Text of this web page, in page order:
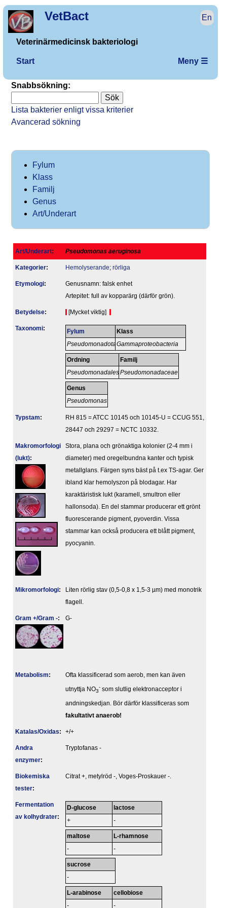
VetBact En
Veterinärmedicinsk bakteriologi
Start Meny ☰
Snabbsökning:
Lista bakterier enligt vissa kriterier
Avancerad sökning
Fylum
Klass
Familj
Genus
Art/Underart
Art/Underart: Pseudomonas aeruginosa
Kategorier: Hemolyserande; rörliga
Etymologi:
Genusnamn: falsk enhet
Artepitet: full av kopparärg (därför grön).
Betydelse: [Mycket viktig]
Taxonomi: Fylum
Pseudomonadota
Klass
Gammaproteobacteria
Ordning
Pseudomonadales
Familj
Pseudomonadaceae
Genus
Pseudomonas
Typstam:
RH 815 = ATCC 10145 och 10145-U = CCUG 551,
28447 och 29297 = NCTC 10332.
Makromorfologi
(lukt):
Stora, plana och grönaktiga kolonier (2-4 mm i
diameter) med oregelbundna kanter och typisk
metallglans. Färgen syns bäst på t.ex TS-agar. Ger
ibland klar hemolyszon på blodagar. Har
karaktäristisk lukt (karamell, smultron eller
hallonsoda). En del stammar producerar ett grönt
fluorescerande pigment, pyoverdin. Vissa
stammar kan också producera ett blått pigment,
pyocyanin.
Mikromorfologi:
Liten rörlig stav (0,5-0,8 x 1,5-3 µm) med monotrik
flagell.
Gram +/Gram -: G-
Metabolism: Ofta klassificerad som aerob, men kan även
utnyttja NO3
- som slutlig elektronacceptor i
andningskedjan. Bör därför klassificeras som
fakultativt anaerob!
Katalas/Oxidas: +/+
Andra
enzymer:
Tryptofanas -
Biokemiska
tester:
Citrat +, metylröd -, Voges-Proskauer -.
Fermentation
av kolhydrater:
D-glucose
+
lactose
-
maltose
-
L-rhamnose
-
sucrose
-
L-arabinose
-
cellobiose
-